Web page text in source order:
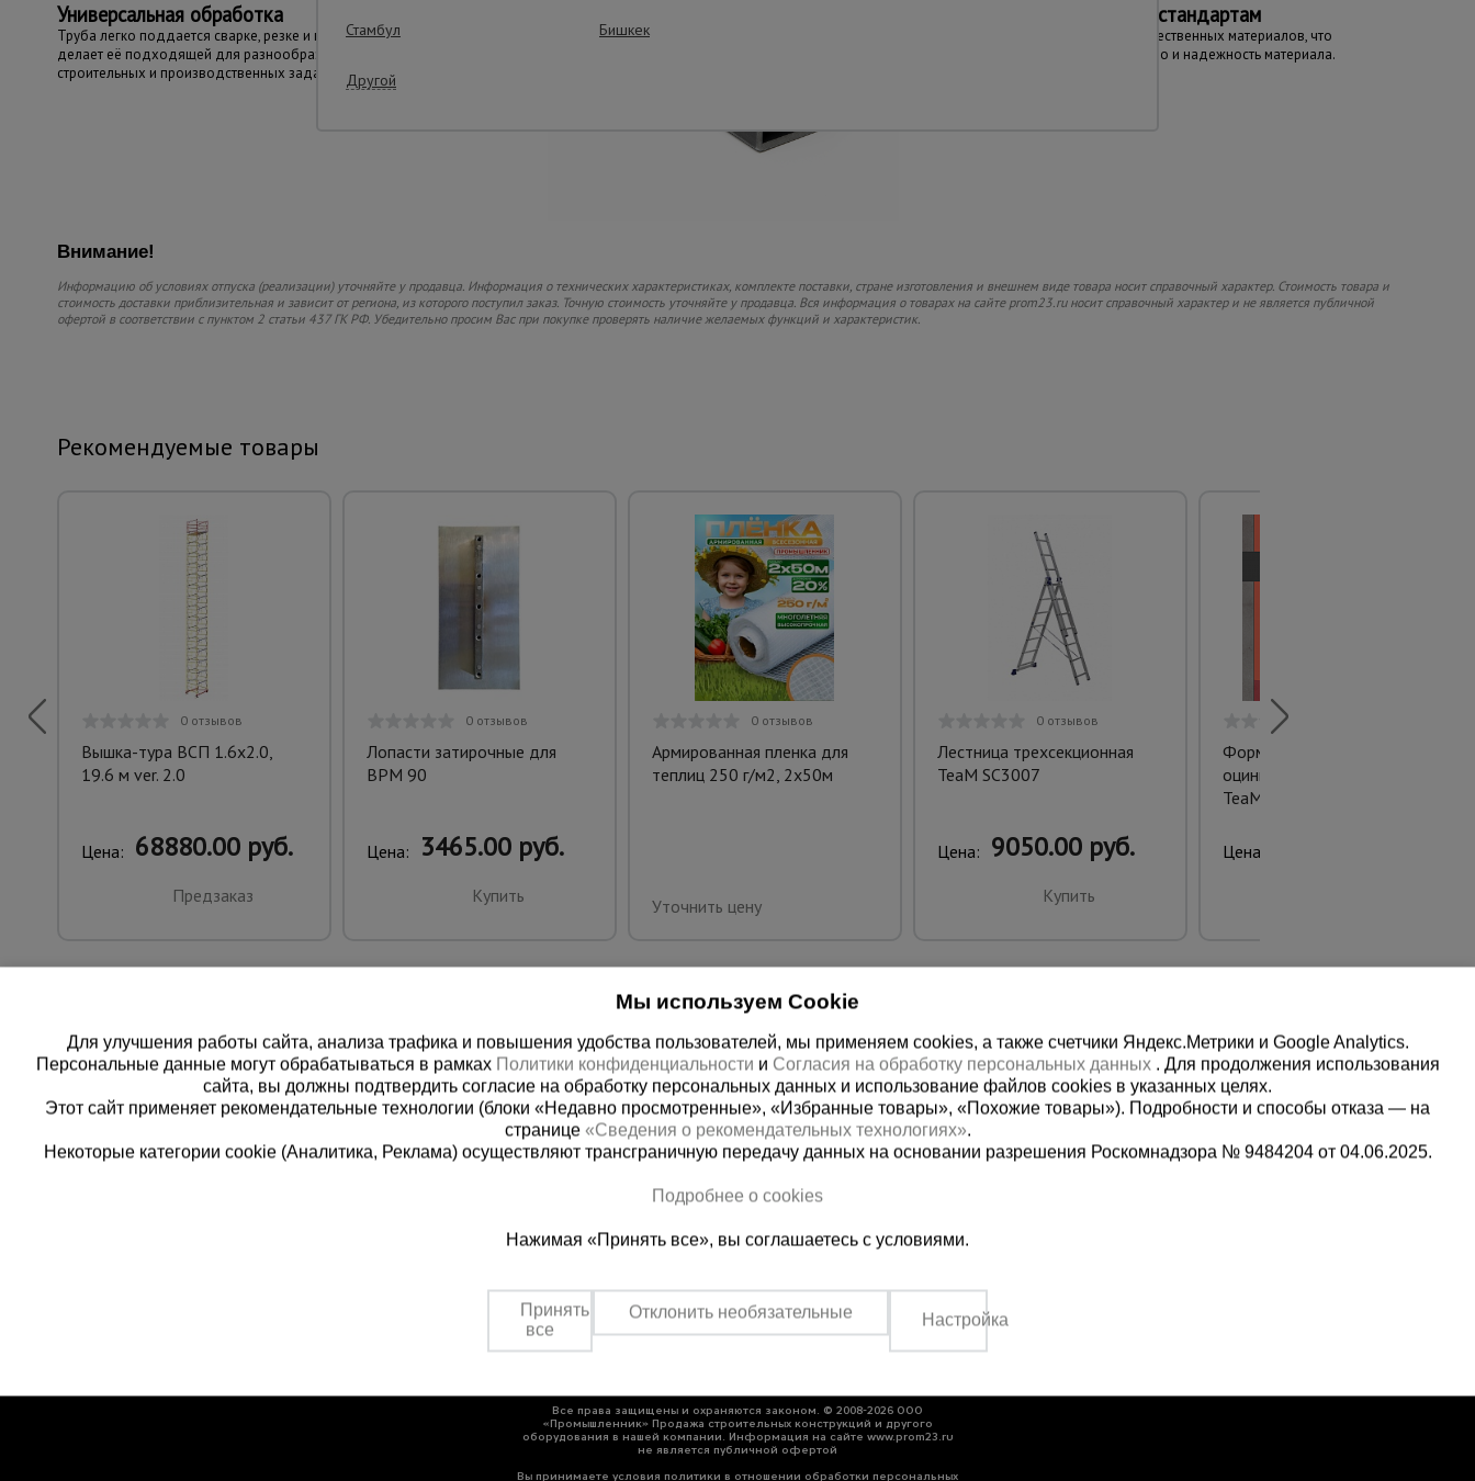
Универсальная обработка
Труба легко поддается сварке, резке и гибке, что
делает её подходящей для разнообразных
строительных и производственных задач.
Соответствие стандартам
Изготовлена из качественных материалов, что
гарантирует качество и надежность материала.
Внимание!
Информацию об условиях отпуска (реализации) уточняйте у продавца. Информация о технических характеристиках, комплекте поставки, стране изготовления и внешнем виде товара носит справочный характер. Стоимость товара и
стоимость доставки приблизительная и зависит от региона, из которого поступил заказ. Точную стоимость уточняйте у продавца. Вся информация о товарах на сайте prom23.ru носит справочный характер и не является публичной
офертой в соответствии с пунктом 2 статьи 437 ГК РФ. Убедительно просим Вас при покупке проверять наличие желаемых функций и характеристик.
Рекомендуемые товары
0 отзывов
Вышка-тура ВСП 1.6х2.0,
19.6 м ver. 2.0
Цена: 68880.00 руб.
Предзаказ
0 отзывов
Лопасти затирочные для
BPM 90
Цена: 3465.00 руб.
Купить
0 отзывов
Армированная пленка для
теплиц 250 г/м2, 2х50м
Уточнить цену
0 отзывов
Лестница трехсекционная
TeaM SC3007
Цена: 9050.00 руб.
Купить
Форма кубическая 2ФК 100
оцинкованная двухгнездовая
TeaM
Цена:
8 (800) 200-25-90
Заказать звонок
+7 (861) 225-00-90
Заказать звонок
Вс: выходной
Мы в социальных сетях:
Все права защищены и охраняются законом. © 2008-2026 ООО
«Промышленник» Продажа строительных конструкций и другого
оборудования в нашей компании. Информация на сайте www.prom23.ru
не является публичной офертой
Вы принимаете условия политики в отношении обработки персональных
Стамбул Бишкек
Другой
Мы используем Cookie
Для улучшения работы сайта, анализа трафика и повышения удобства пользователей, мы применяем cookies, а также счетчики Яндекс.Метрики и Google Analytics.
Персональные данные могут обрабатываться в рамках Политики конфиденциальности и Согласия на обработку персональных данных . Для продолжения использования
сайта, вы должны подтвердить согласие на обработку персональных данных и использование файлов cookies в указанных целях.
Этот сайт применяет рекомендательные технологии (блоки «Недавно просмотренные», «Избранные товары», «Похожие товары»). Подробности и способы отказа — на
странице «Сведения о рекомендательных технологиях».
Некоторые категории cookie (Аналитика, Реклама) осуществляют трансграничную передачу данных на основании разрешения Роскомнадзора № 9484204 от 04.06.2025.
Подробнее о cookies
Нажимая «Принять все», вы соглашаетесь с условиями.
Принять
все
Отклонить необязательные Настройка